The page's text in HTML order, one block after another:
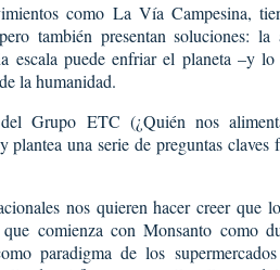
como La Vía Campesina,
también presentan soluciones:
escala puede enfriar el planeta –y lo
la humanidad.
Grupo ETC (¿Quién nos
plantea una serie de preguntas
nos quieren hacer creer que
comienza con Monsanto como
paradigma de los